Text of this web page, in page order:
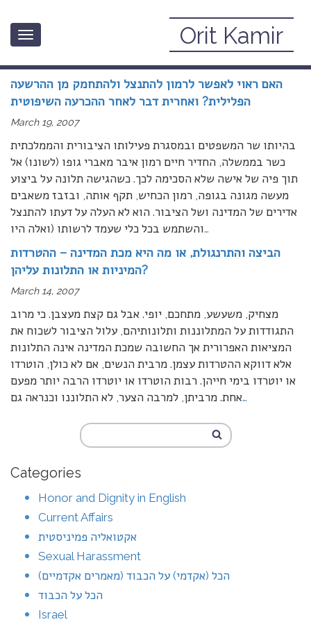
Toggle
Orit Kamir
האם ראוי לאפשר לרמון להתנצל ולהתחמק מן ההרשעה
הפלילית? ואחרית דבר לאחר ההכרעה השיפוטית
March 19, 2007
בהיותו שר המשפטים ובמסגרת פעילותו הציבורית והממלכתית
כשר בממשלה, החדיר חיים רמון איבר מאברי גופו (לשונו) אל
תוך פיה של אישה שלא הסכימה לכך. כשהגישה תלונה על ביצוע
מעשה מגונה בגופה, רמון הכחיש, תקף אותה, ובזבז משאבים
אדירים של המדינה ושל הציבור. הוא לא העלה על דעתו להתנצל
והשתמש בכל כלי שעמד לרשותו (ואלה היו…
הביצה והתרנגולת, או מה היא מכת המדינה – ההטרדות
המיניות או התלונות עליהן?
March 14, 2007
מצחיק, משעשע, מתחכם, יופי. אבל גם קצת מעצבן. כי מרוב
התגודדות על המתלוננות ותלונותיהם, עלול הציבור לשכוח את
המציאות האפרורית אך החשובה שמכת המדינה אינה התלונות
אלא דווקא ההטרדות עצמן. מרבית הנשים, אם לא כולן, הוטרדו
או יוטרדו בימי חייהן. רבות הוטרדו או יוטרדו הרבה יותר מפעם
אחת. מרביתן, למרבה הצער, לא התלוננו וכנראה גם…
Categories
Honor and Dignity in English
Current Affairs
אקטואליה פמיניסטית
Sexual Harassment
הכל (אקדמי) על הכבוד (מאמרים אקדמיים)
הכל על הכבוד
Israel